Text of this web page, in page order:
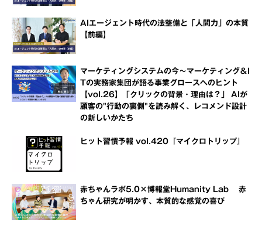
AIエージェント時代の法整備と「人間力」の本質
【前編】
マーケティングシステムの今～マーケティング＆I
Tの実務家集団が語る事業グロースへのヒント
【vol.26】「クリックの背景・理由は？」 AIが
顧客の"行動の裏側"を読み解く、レコメンド設計
の新しいかたち
ヒット習慣予報 vol.420『マイクロトリップ』
赤ちゃんラボ5.0×博報堂Humanity Lab 赤
ちゃん研究が明かす、本質的な感覚の喜び